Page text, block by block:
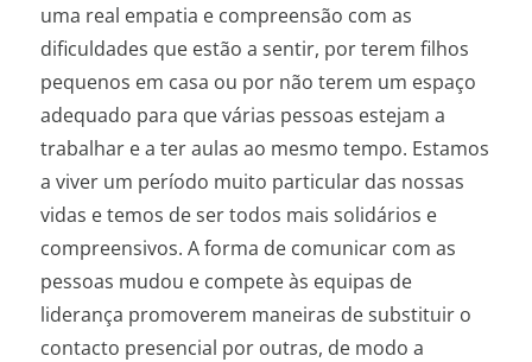
uma real empatia e compreensão com as
dificuldades que estão a sentir, por terem filhos
pequenos em casa ou por não terem um espaço
adequado para que várias pessoas estejam a
trabalhar e a ter aulas ao mesmo tempo. Estamos
a viver um período muito particular das nossas
vidas e temos de ser todos mais solidários e
compreensivos. A forma de comunicar com as
pessoas mudou e compete às equipas de
liderança promoverem maneiras de substituir o
contacto presencial por outras, de modo a